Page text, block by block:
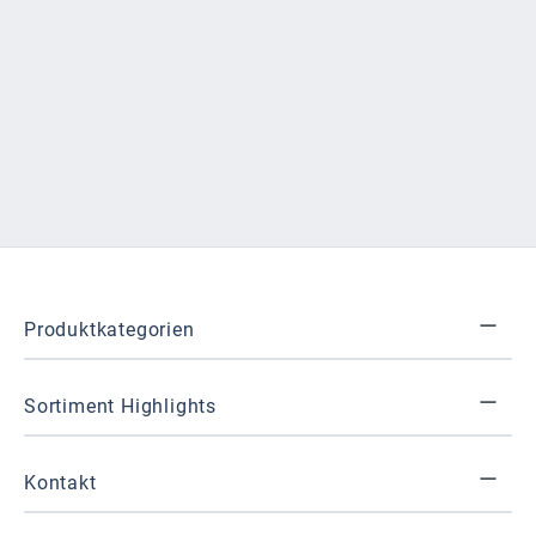
Produktkategorien
Sortiment Highlights
Kontakt